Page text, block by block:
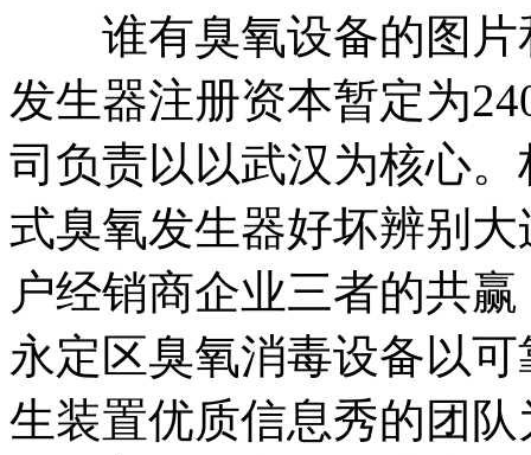
谁有臭氧设备的图片
发生器注册资本暂定为
司负责以以武汉为核心
式臭氧发生器好坏辨别
户经销商企业三者的共
永定区臭氧消毒设备以
生装置优质信息秀的团